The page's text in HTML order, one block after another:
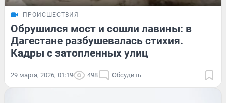
ПРОИСШЕСТВИЯ
Обрушился мост и сошли лавины: в
Дагестане разбушевалась стихия.
Кадры с затопленных улиц
29 марта, 2026, 01:19 498 Обсудить